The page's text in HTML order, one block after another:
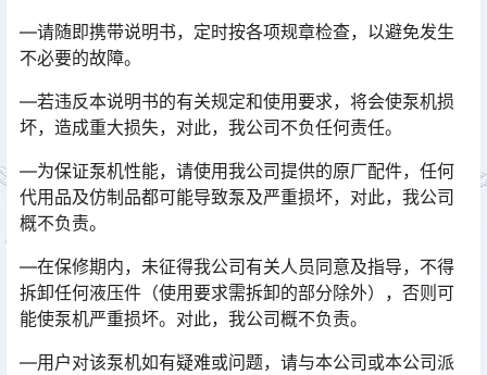
—请随即携带说明书，定时按各项规章检查，以避免发生
不必要的故障。
—若违反本说明书的有关规定和使用要求，将会使泵机损
坏，造成重大损失，对此，我公司不负任何责任。
—为保证泵机性能，请使用我公司提供的原厂配件，任何
代用品及仿制品都可能导致泵及严重损坏，对此，我公司
概不负责。
—在保修期内，未征得我公司有关人员同意及指导，不得
拆卸任何液压件（使用要求需拆卸的部分除外），否则可
能使泵机严重损坏。对此，我公司概不负责。
—用户对该泵机如有疑难或问题，请与本公司或本公司派